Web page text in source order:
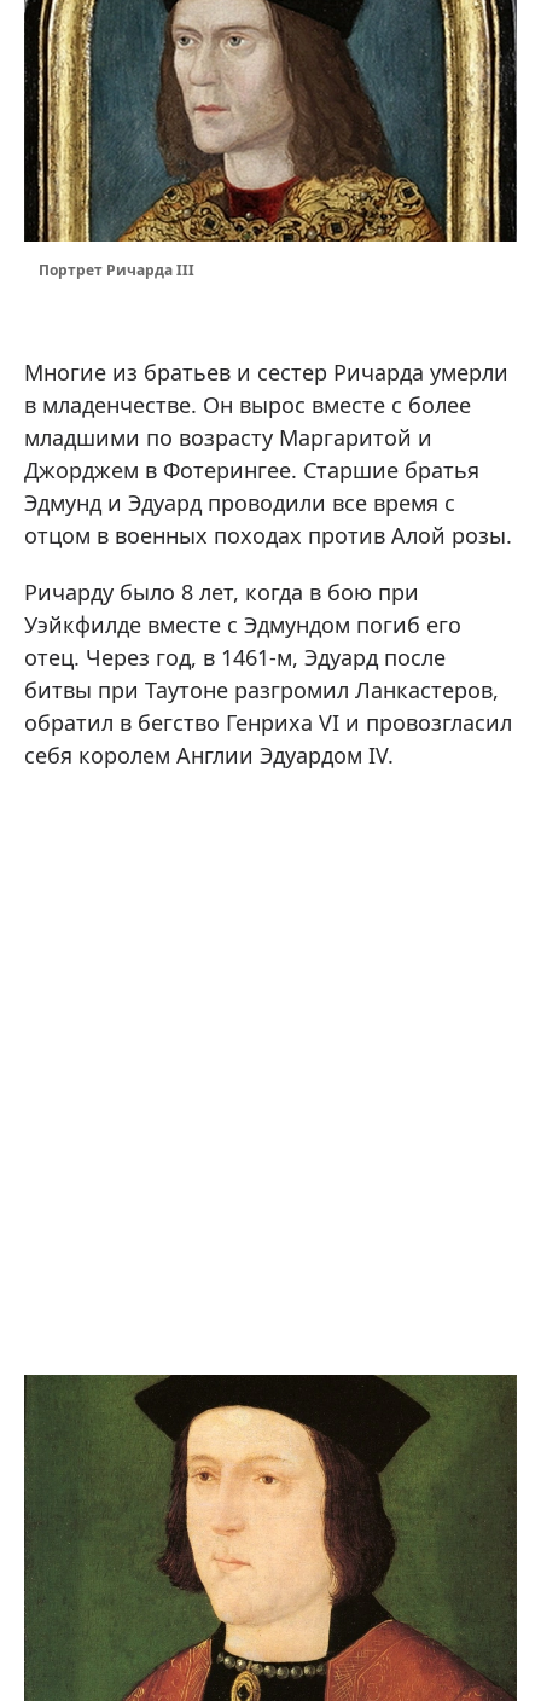
Портрет Ричарда III
Многие из братьев и сестер Ричарда умерли
в младенчестве. Он вырос вместе с более
младшими по возрасту Маргаритой и
Джорджем в Фотерингее. Старшие братья
Эдмунд и Эдуард проводили все время с
отцом в военных походах против Алой розы.
Ричарду было 8 лет, когда в бою при
Уэйкфилде вместе с Эдмундом погиб его
отец. Через год, в 1461-м, Эдуард после
битвы при Таутоне разгромил Ланкастеров,
обратил в бегство Генриха VI и провозгласил
себя королем Англии Эдуардом IV.